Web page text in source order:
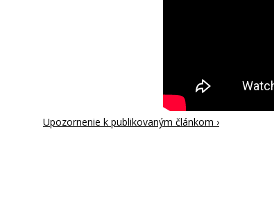
Upozornenie k publikovaným článkom ›